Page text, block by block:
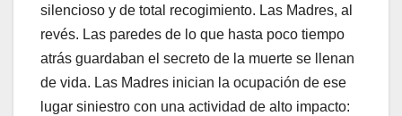
silencioso y de total recogimiento. Las Madres, al
revés. Las paredes de lo que hasta poco tiempo
atrás guardaban el secreto de la muerte se llenan
de vida. Las Madres inician la ocupación de ese
lugar siniestro con una actividad de alto impacto: